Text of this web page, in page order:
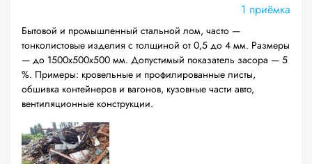
1 приёмка
Бытовой и промышленный стальной лом, часто —
тонколистовые изделия с толщиной от 0,5 до 4 мм. Размеры
— до 1500х500х500 мм. Допустимый показатель засора — 5
%. Примеры: кровельные и профилированные листы,
обшивка контейнеров и вагонов, кузовные части авто,
вентиляционные конструкции.